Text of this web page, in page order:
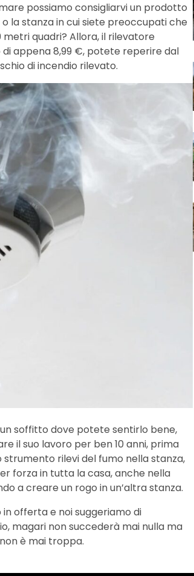
possiamo consigliarvi un prodotto
la stanza in cui siete preoccupati che
quadri? Allora, il rilevatore
appena 8,99 €, potete reperire dal
di incendio rilevato.
soffitto dove potete sentirlo bene,
il suo lavoro per ben 10 anni, prima
rilevi del fumo nella stanza,
forza in tutta la casa, anche nella
a creare un rogo in un’altra stanza.
offerta e noi suggeriamo di
magari non succederà mai nulla ma
è mai troppa.